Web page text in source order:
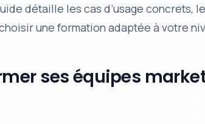
détaille les cas d’usage concrets,
une formation adaptée à votre
ses équipes